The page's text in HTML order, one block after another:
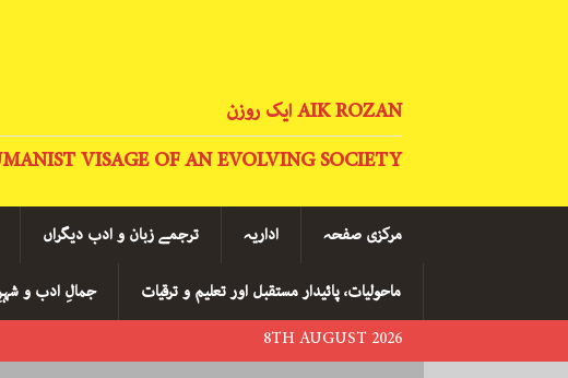
AIK ROZAN ایک روزن
VISAGE OF AN EVOLVING SOCIETY
مرکزی صفحہ اداریہ ترجمے زبان و ادب دیگراں
ماحولیات، پائیدار مستقبل اور تعلیم و ترقیات جمالِ ادب و
8TH AUGUST 2026